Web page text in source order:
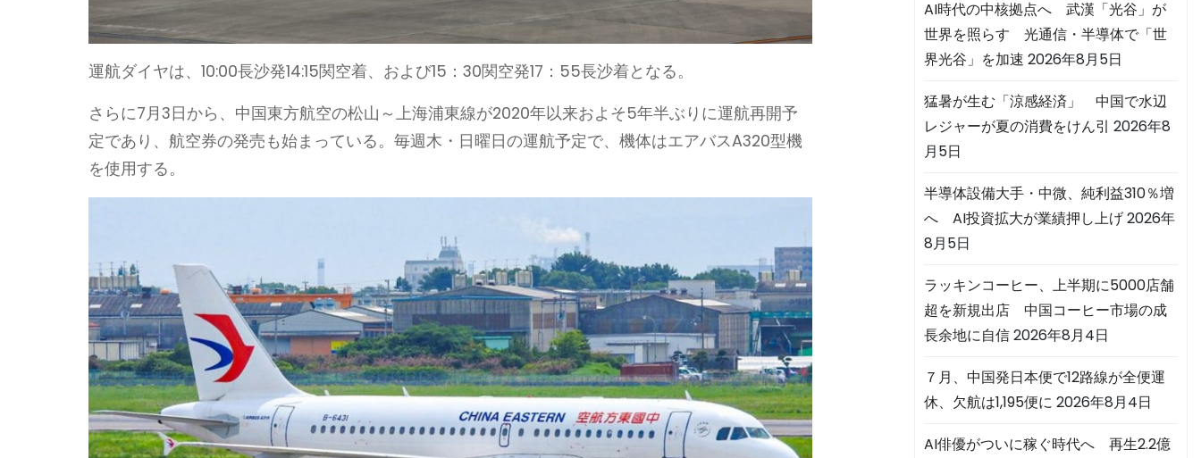
運航ダイヤは、10:00長沙発14:15関空着、および15：30関空発17：55長沙着となる。
さらに7月3日から、中国東方航空の松山～上海浦東線が2020年以来およそ5年半ぶりに運航再開予
定であり、航空券の発売も始まっている。毎週木・日曜日の運航予定で、機体はエアバスA320型機
を使用する。
AI時代の中核拠点へ 武漢「光谷」が
世界を照らす 光通信・半導体で「世
界光谷」を加速 2026年8月5日
猛暑が生む「涼感経済」 中国で水辺
レジャーが夏の消費をけん引 2026年8
月5日
半導体設備大手・中微、純利益310％増
へ AI投資拡大が業績押し上げ2026年
8月5日
ラッキンコーヒー、上半期に5000店舗
超を新規出店 中国コーヒー市場の成
長余地に自信2026年8月4日
７月、中国発日本便で12路線が全便運
休、欠航は1,195便に 2026年8月4日
AI俳優がついに稼ぐ時代へ 再生2.2億